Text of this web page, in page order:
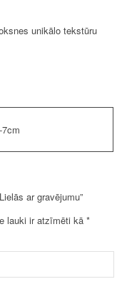
unikālo tekstūru
7cm
ar gravējumu”
lauki ir atzīmēti kā*